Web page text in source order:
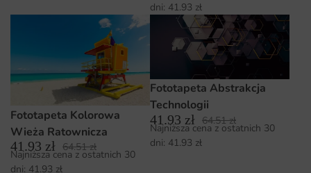
dni: 41.93 zł
Fototapeta Kolorowa
Wieża Ratownicza
41.93 zł 64.51zł
Najniższa cena z ostatnich 30
dni: 41.93 zł
Fototapeta Abstrakcja
Technologii
41.93 zł 64.51zł
Najniższa cena z ostatnich 30
dni: 41.93 zł